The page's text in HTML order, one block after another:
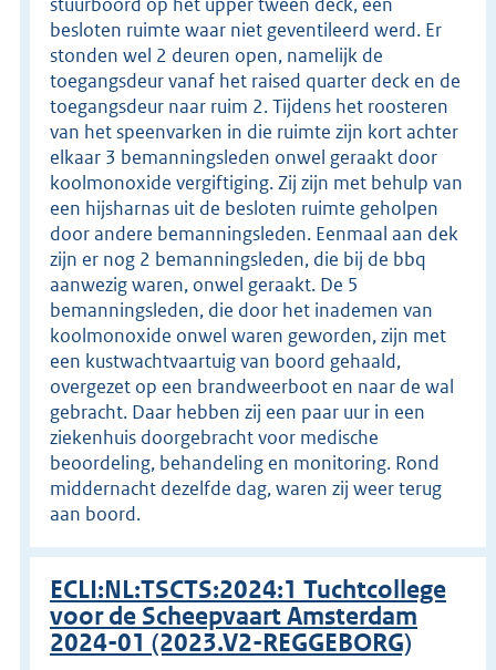
besloten ruimte waar niet geventileerd werd. Er
stonden wel 2 deuren open, namelijk de
toegangsdeur vanaf het raised quarter deck en de
toegangsdeur naar ruim 2. Tijdens het roosteren
van het speenvarken in die ruimte zijn kort achter
elkaar 3 bemanningsleden onwel geraakt door
koolmonoxide vergiftiging. Zij zijn met behulp van
een hijsharnas uit de besloten ruimte geholpen
door andere bemanningsleden. Eenmaal aan dek
zijn er nog 2 bemanningsleden, die bij de bbq
aanwezig waren, onwel geraakt. De 5
bemanningsleden, die door het inademen van
koolmonoxide onwel waren geworden, zijn met
een kustwachtvaartuig van boord gehaald,
overgezet op een brandweerboot en naar de wal
gebracht. Daar hebben zij een paar uur in een
ziekenhuis doorgebracht voor medische
beoordeling, behandeling en monitoring. Rond
middernacht dezelfde dag, waren zij weer terug
aan boord.
ECLI:NL:TSCTS:2024:1 Tuchtcollege
voor de Scheepvaart Amsterdam
2024-01 (2023.V2-REGGEBORG)